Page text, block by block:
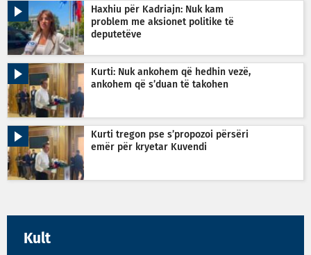
Haxhiu për Kadriajn: Nuk kam
problem me aksionet politike të
deputetëve
Kurti: Nuk ankohem që hedhin vezë,
ankohem që s’duan të takohen
Kurti tregon pse s’propozoi përsëri
emër për kryetar Kuvendi
Kult